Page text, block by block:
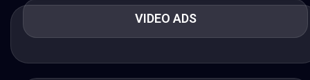
VIDEO ADS